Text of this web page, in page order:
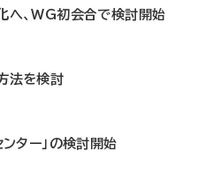
、WG初会合で検討開始
法を検討
ター」の検討開始